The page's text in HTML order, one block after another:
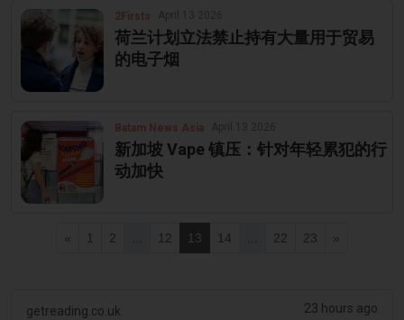
2Firsts
荷兰计划立法禁止持有大量用于贸易
的电子烟
Batam News Asia
新加坡 Vape 镇压：针对年轻累犯的行
动加快
« 1 2 12 13 14 22 23 »
getreading.co.uk 23 hours ago